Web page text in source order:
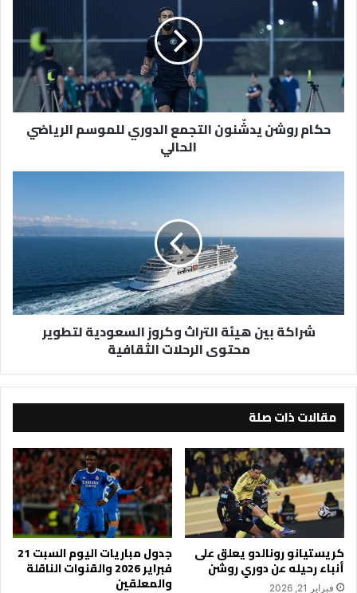
يدشّنون
التجمع
الدوري
الرياضي
الحالي
حكام روشن يدشّنون التجمع الدوري للموسم الرياضي
الحالي
وكروز
السعودية
لتطوير
محتوى
الرحلات
الثقافيةشراكة بين هيئة التراث وكروز السعودية لتطوير
محتوى الرحلات الثقافية
مقالات ذات صلة
كريستيانو رونالدو يعلق على
أنباء رحيله عن دوري روشن
فبراير 21, 2026
جدول مباريات اليوم السبت 21
فبراير 2026 والقنوات الناقلة
والمعلقين